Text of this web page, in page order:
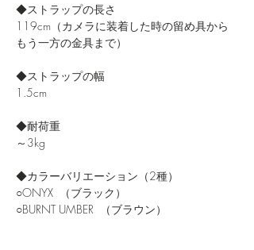
◆ストラップの長さ
119cm（カメラに装着した時の留め具から
もう一方の金具まで）
◆ストラップの幅
1.5cm
◆耐荷重
～3kg
◆カラーバリエーション（2種）
○ONYX （ブラック）
○BURNT UMBER （ブラウン）